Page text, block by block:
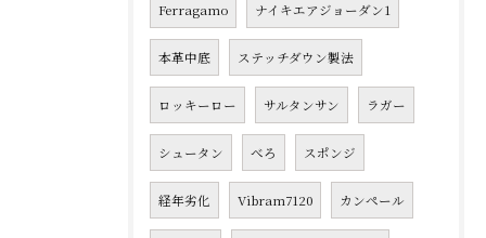
Ferragamo ナイキエアジョーダン1
本革中底 ステッチダウン製法
ロッキーロー サルタンサン ラガー
シュータン べろ スポンジ
経年劣化 Vibram7120 カンペール